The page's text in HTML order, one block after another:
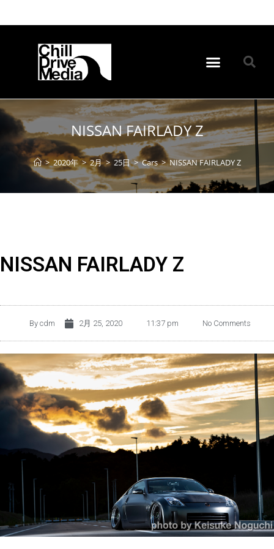
NISSAN FAIRLADY Z
> 2020年 > 2月 > 25日 > Cars > NISSAN FAIRLADY Z
NISSAN FAIRLADY Z
Bycdm 2月 25, 2020 11:37 pm No Comments